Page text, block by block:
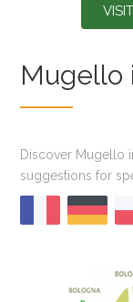
Mugello
Discover Mugello
suggestions for